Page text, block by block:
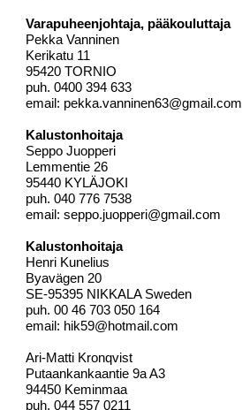
Varapuheenjohtaja, pääkouluttaja
Pekka Vanninen
Kerikatu 11
95420 TORNIO
puh. 0400 394 633
email: pekka.vanninen63@gmail.com
Kalustonhoitaja
Seppo Juopperi
Lemmentie 26
95440 KYLÄJOKI
puh. 040 776 7538
email:seppo.juopperi@gmail.com
Kalustonhoitaja
Henri Kunelius
Byavägen 20
SE-95395 NIKKALA Sweden
puh. 00 46 703 050 164
email: hik59@hotmail.com
Ari-Matti Kronqvist
Putaankankaantie 9a A3
94450 Keminmaa
puh. 044 557 0211